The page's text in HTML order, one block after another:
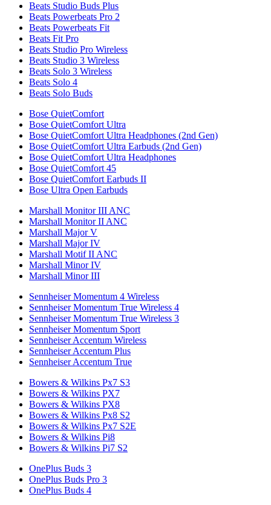
Beats Studio Buds Plus
Beats Powerbeats Pro 2
Beats Powerbeats Fit
Beats Fit Pro
Beats Studio Pro Wireless
Beats Studio 3 Wireless
Beats Solo 3 Wireless
Beats Solo 4
Beats Solo Buds
Bose QuietComfort
Bose QuietComfort Ultra
Bose QuietComfort Ultra Headphones (2nd Gen)
Bose QuietComfort Ultra Earbuds (2nd Gen)
Bose QuietComfort Ultra Headphones
Bose QuietComfort 45
Bose QuietComfort Earbuds II
Bose Ultra Open Earbuds
Marshall Monitor III ANC
Marshall Monitor II ANC
Marshall Major V
Marshall Major IV
Marshall Motif II ANC
Marshall Minor IV
Marshall Minor III
Sennheiser Momentum 4 Wireless
Sennheiser Momentum True Wireless 4
Sennheiser Momentum True Wireless 3
Sennheiser Momentum Sport
Sennheiser Accentum Wireless
Sennheiser Accentum Plus
Sennheiser Accentum True
Bowers & Wilkins Px7 S3
Bowers & Wilkins PX7
Bowers & Wilkins PX8
Bowers & Wilkins Px8 S2
Bowers & Wilkins Px7 S2E
Bowers & Wilkins Pi8
Bowers & Wilkins Pi7 S2
OnePlus Buds 3
OnePlus Buds Pro 3
OnePlus Buds 4